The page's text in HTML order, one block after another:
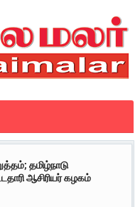
தமிழ்நாடு
ஆசிரியர் கழகம்